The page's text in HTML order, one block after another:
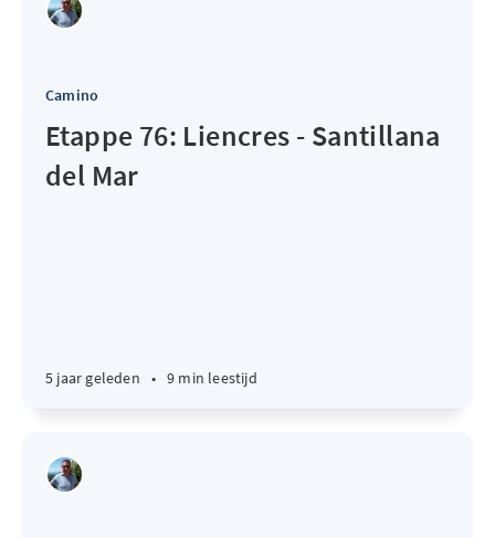
Camino
Etappe 76: Liencres - Santillana
del Mar
5 jaar geleden • 9 min leestijd